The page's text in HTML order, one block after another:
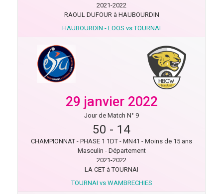
2021-2022
RAOUL DUFOUR à HAUBOURDIN
HAUBOURDIN - LOOS vs TOURNAI
29 janvier 2022
Jour de Match N° 9
50 - 14
CHAMPIONNAT - PHASE 1 1DT - MN41 - Moins de 15 ans
Masculin - Département
2021-2022
LA CET à TOURNAI
TOURNAI vs WAMBRECHIES